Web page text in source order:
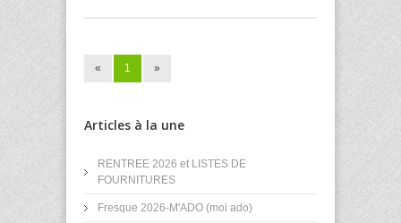
« 1 »
Articles à la une
RENTREE 2026 et LISTES DE
FOURNITURES
Fresque 2026-M'ADO (moi ado)